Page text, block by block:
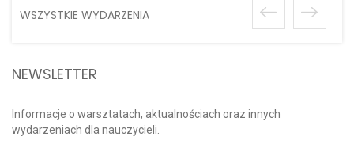
WSZYSTKIE WYDARZENIA
NEWSLETTER
Informacje o warsztatach, aktualnościach oraz innych
wydarzeniach dla nauczycieli.